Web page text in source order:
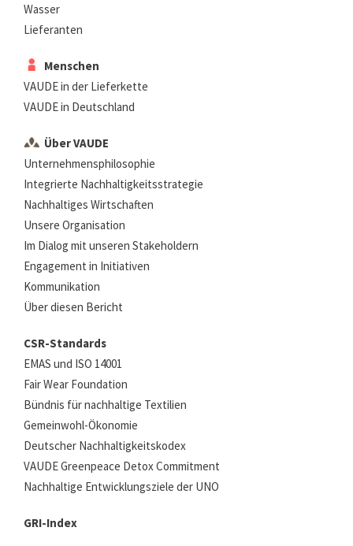
Wasser
Lieferanten
Menschen
VAUDE in der Lieferkette
VAUDE in Deutschland
Über VAUDE
Unternehmensphilosophie
Integrierte Nachhaltigkeitsstrategie
Nachhaltiges Wirtschaften
Unsere Organisation
Im Dialog mit unseren Stakeholdern
Engagement in Initiativen
Kommunikation
Über diesen Bericht
CSR-Standards
EMAS und ISO 14001
Fair Wear Foundation
Bündnis für nachhaltige Textilien
Gemeinwohl-Ökonomie
Deutscher Nachhaltigkeitskodex
VAUDE Greenpeace Detox Commitment
Nachhaltige Entwicklungsziele der UNO
GRI-Index